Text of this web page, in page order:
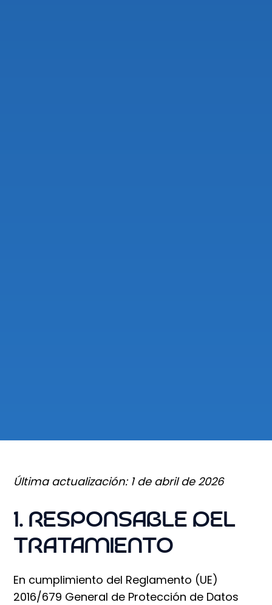
Última actualización: 1 de abril de 2026
1. RESPONSABLE DEL
TRATAMIENTO
En cumplimiento del Reglamento (UE)
2016/679 General de Protección de Datos